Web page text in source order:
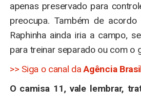
apenas preservado para
preocupa. Também de
Raphinha ainda iria a campo,
para treinar separado ou com o
>> Siga o canal daAgência
O camisa 11, vale lembrar,